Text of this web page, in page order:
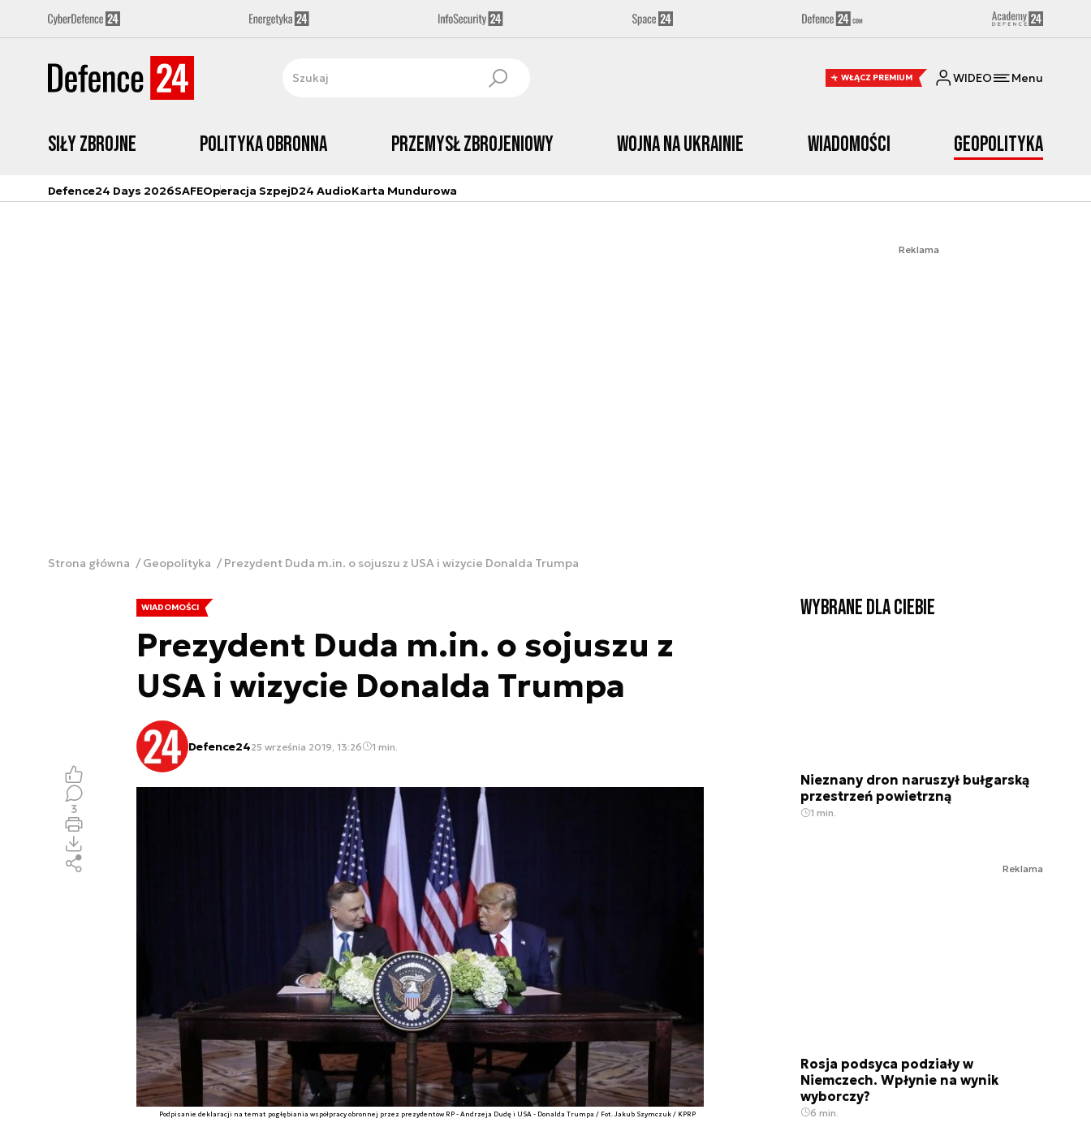
WŁĄCZ PREMIUM WIDEO Menu
Siły zbrojne Polityka obronna Przemysł Zbrojeniowy Wojna na Ukrainie Wiadomości Geopolityka
Defence24 Days 2026SAFEOperacja SzpejD24 AudioKarta Mundurowa
Reklama
Strona główna Geopolityka Prezydent Duda m.in. o sojuszu z USA i wizycie Donalda Trumpa
WIADOMOŚCI
Prezydent Duda m.in. o sojuszu z
USA i wizycie Donalda Trumpa
Defence2425 września 2019, 13:26 1 min.
Podpisanie deklaracji na temat pogłębiania współpracy obronnej przez prezydentów RP - Andrzeja Dudę i USA - Donalda Trumpa / Fot. Jakub Szymczuk / KPRP
3
Wybrane dla Ciebie
Nieznany dron naruszył bułgarską
przestrzeń powietrzną
1 min.
Reklama
Rosja podsyca podziały w
Niemczech. Wpłynie na wynik
wyborczy?
6 min.